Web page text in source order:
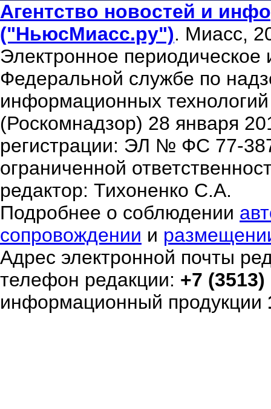
Агентство новостей и
("НьюсМиасс.ру"). Миасс,
Электронное периодическое
Федеральной службе по
информационных
(Роскомнадзор) 28 января
регистрации: ЭЛ № ФС 77-
ограниченной
редактор: Тихоненко С.А.
Подробнее о соблюдении
сопровождении и
Адрес электронной почты
телефон редакции: +7
информационный продукции